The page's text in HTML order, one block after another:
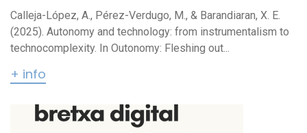
Calleja-López, A., Pérez-Verdugo, M., & Barandiaran, X. E.
(2025). Autonomy and technology: from instrumentalism to
technocomplexity. In Outonomy: Fleshing out...
+ info